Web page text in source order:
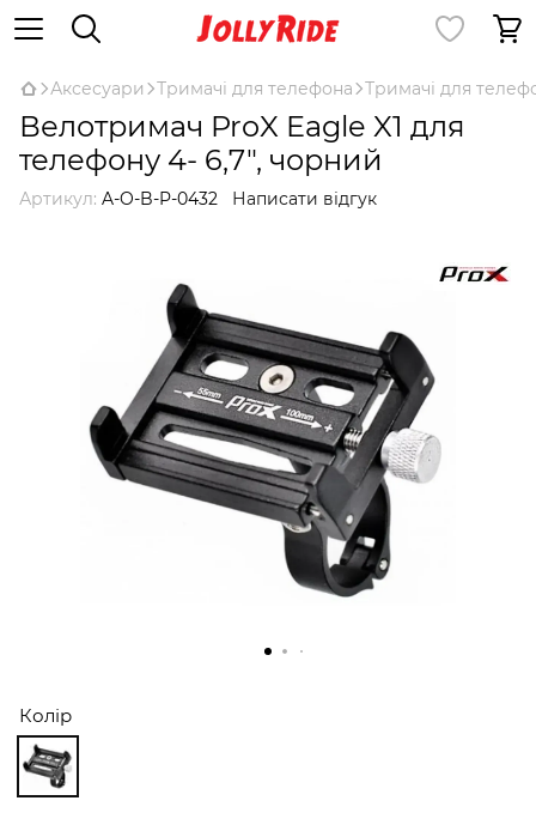
Аксесуари Тримачі для телефона Тримачі для
Велотримач ProX Eagle X1 для
телефону 4- 6,7", чорний
Артикул: A-O-B-P-0432 Написати відгук
Колір